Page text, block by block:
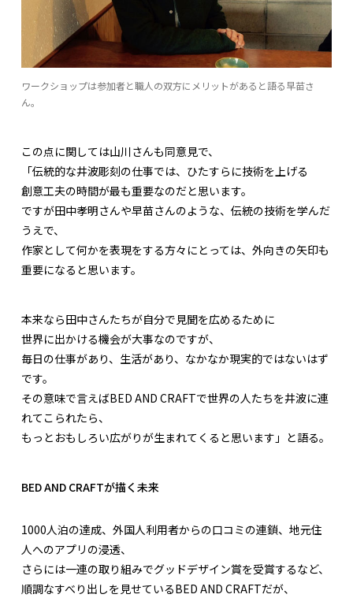
ワークショップは参加者と職人の双方にメリットがあると語る早苗さ
ん。
この点に関しては山川さんも同意見で、
「伝統的な井波彫刻の仕事では、ひたすらに技術を上げる
創意工夫の時間が最も重要なのだと思います。
ですが田中孝明さんや早苗さんのような、伝統の技術を学んだ
うえで、
作家として何かを表現をする方々にとっては、外向きの矢印も
重要になると思います。
本来なら田中さんたちが自分で見聞を広めるために
世界に出かける機会が大事なのですが、
毎日の仕事があり、生活があり、なかなか現実的ではないはず
です。
その意味で言えばBED AND CRAFTで世界の人たちを井波に連
れてこられたら、
もっとおもしろい広がりが生まれてくると思います」と語る。
BED AND CRAFTが描く未来
1000人泊の達成、外国人利用者からの口コミの連鎖、地元住
人へのアプリの浸透、
さらには一連の取り組みでグッドデザイン賞を受賞するなど、
順調なすべり出しを見せているBED AND CRAFTだが、